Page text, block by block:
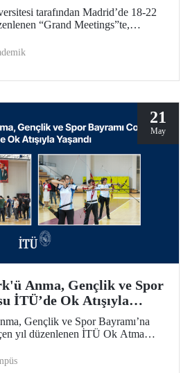
tarafından Madrid’de 18-22
“Grand Meetings”te,
Prof. Dr. Hasan Mandal, 6 ay
21
May
Anma, Gençlik ve Spor
İTÜ’de Ok Atışıyla
Gençlik ve Spor Bayramı’na
yıl düzenlenen İTÜ Ok Atma